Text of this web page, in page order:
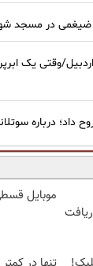
ضیغمی در مسجد
وقتی یک
داد؛ درباره
موبایل